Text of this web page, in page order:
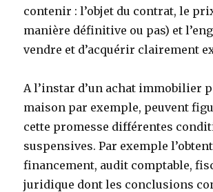
contenir : l’objet du contrat, le
manière définitive ou pas) et
vendre et d’acquérir clairement
A l’instar d’un achat immobilier
maison par exemple, peuvent
cette promesse différentes
suspensives. Par exemple
financement, audit comptable,
juridique dont les conclusions